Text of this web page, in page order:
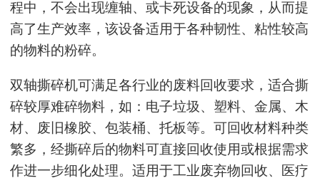
程中，不会出现缠轴、或卡死设备的现象，从而提
高了生产效率，该设备适用于各种韧性、粘性较高
的物料的粉碎。
双轴撕碎机可满足各行业的废料回收要求，适合撕
碎较厚难碎物料，如：电子垃圾、塑料、金属、木
材、废旧橡胶、包装桶、托板等。可回收材料种类
繁多，经撕碎后的物料可直接回收使用或根据需求
作进一步细化处理。适用于工业废弃物回收、医疗